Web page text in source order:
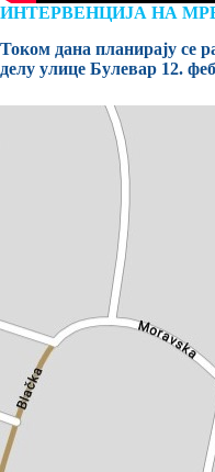
ИНТЕРВЕНЦИЈА НА
Током дана планирају се
делу улице Булевар 12.